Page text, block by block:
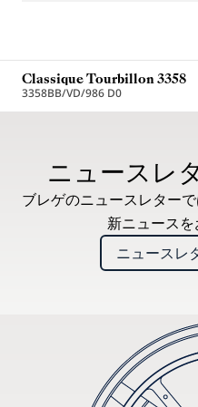
Classique Tourbillon 3358
3358BB/VD/986 D0
ニュースレ
ブレゲのニュースレター
新ニュースを
ニュースレ